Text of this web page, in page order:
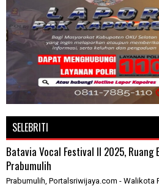
SELEBRITI
Batavia Vocal Festival II 2025,
Prabumulih
Prabumulih, Portalsriwijaya.com - Walikota